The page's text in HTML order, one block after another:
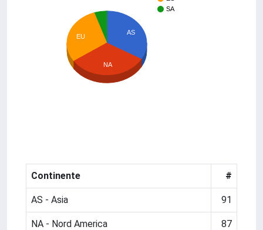
SA
AS
EU
NA
Continente #
AS - Asia 91
NA - Nord America 87